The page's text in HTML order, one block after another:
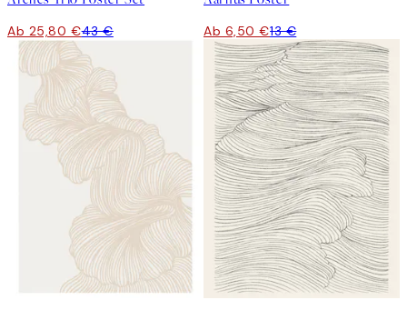
Ab 25,80 €43 € Ab 6,50 €13 €